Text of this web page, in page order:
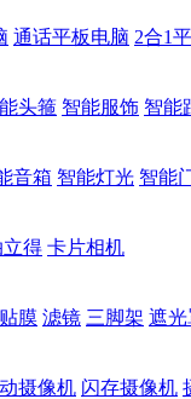
通话平板电脑 2合1
头箍 智能服饰 智能
音箱 智能灯光 智能
立得 卡片相机
膜 滤镜 三脚架 遮光
摄像机 闪存摄像机